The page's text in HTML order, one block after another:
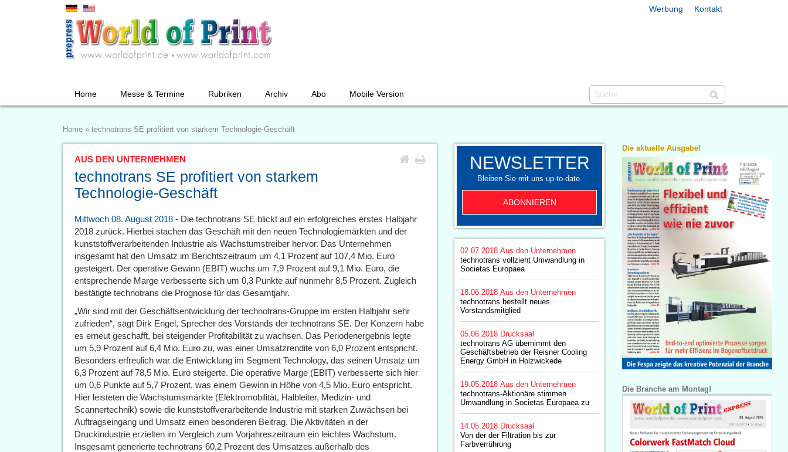
Werbung Kontakt
Home Messe & Termine Rubriken Archiv Abo Mobile Version
Home » technotrans SE profitiert von starkem Technologie-Geschäft
AUS DEN UNTERNEHMEN
technotrans SE profitiert von starkem
Technologie-Geschäft
Mittwoch 08. August 2018 - Die technotrans SE blickt auf ein erfolgreiches erstes Halbjahr
2018 zurück. Hierbei stachen das Geschäft mit den neuen Technologiemärkten und der
kunststoffverarbeitenden Industrie als Wachstumstreiber hervor. Das Unternehmen
insgesamt hat den Umsatz im Berichtszeitraum um 4,1 Prozent auf 107,4 Mio. Euro
gesteigert. Der operative Gewinn (EBIT) wuchs um 7,9 Prozent auf 9,1 Mio. Euro, die
entsprechende Marge verbesserte sich um 0,3 Punkte auf nunmehr 8,5 Prozent. Zugleich
bestätigte technotrans die Prognose für das Gesamtjahr.
„Wir sind mit der Geschäftsentwicklung der technotrans-Gruppe im ersten Halbjahr sehr
zufrieden“, sagt Dirk Engel, Sprecher des Vorstands der technotrans SE. Der Konzern habe
es erneut geschafft, bei steigender Profitabilität zu wachsen. Das Periodenergebnis legte
um 5,9 Prozent auf 6,4 Mio. Euro zu, was einer Umsatzrendite von 6,0 Prozent entspricht.
Besonders erfreulich war die Entwicklung im Segment Technology, das seinen Umsatz um
6,3 Prozent auf 78,5 Mio. Euro steigerte. Die operative Marge (EBIT) verbesserte sich hier
um 0,6 Punkte auf 5,7 Prozent, was einem Gewinn in Höhe von 4,5 Mio. Euro entspricht.
Hier leisteten die Wachstumsmärkte (Elektromobilität, Halbleiter, Medizin- und
Scannertechnik) sowie die kunststoffverarbeitende Industrie mit starken Zuwächsen bei
Auftragseingang und Umsatz einen besonderen Beitrag. Die Aktivitäten in der
Druckindustrie erzielten im Vergleich zum Vorjahreszeitraum ein leichtes Wachstum.
Insgesamt generierte technotrans 60,2 Prozent des Umsatzes außerhalb des
NEWSLETTER
Bleiben Sie mit uns up-to-date.
ABONNIEREN
02.07.2018 Aus den Unternehmen
technotrans vollzieht Umwandlung in
Societas Europaea
18.06.2018 Aus den Unternehmen
technotrans bestellt neues
Vorstandsmitglied
05.06.2018 Drucksaal
technotrans AG übernimmt den
Geschäftsbetrieb der Reisner Cooling
Energy GmbH in Holzwickede
19.05.2018 Aus den Unternehmen
technotrans-Aktionäre stimmen
Umwandlung in Societas Europaea zu
14.05.2018 Drucksaal
Von der der Filtration bis zur
Farbverrührung
Die aktuelle Ausgabe!
Die Branche am Montag!